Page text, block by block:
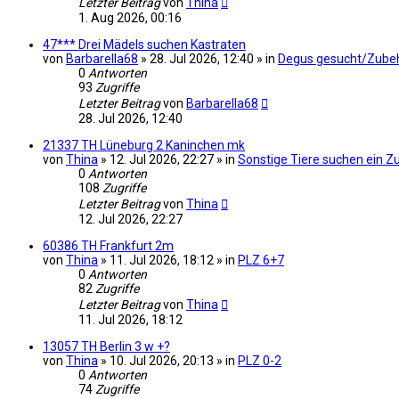
1. Aug 2026, 00:16
47*** Drei Mädels suchen Kastraten
von Barbarella68 » 28. Jul 2026, 12:40 » in Degus gesucht/
0 Antworten
93 Zugriffe
Letzter Beitragvon Barbarella68
28. Jul 2026, 12:40
21337 TH Lüneburg 2 Kaninchen mk
von Thina » 12. Jul 2026, 22:27 » in Sonstige Tiere suchen ein
0 Antworten
108 Zugriffe
Letzter Beitragvon Thina
12. Jul 2026, 22:27
60386 TH Frankfurt 2m
von Thina » 11. Jul 2026, 18:12 » in PLZ 6+7
0 Antworten
82 Zugriffe
Letzter Beitragvon Thina
11. Jul 2026, 18:12
13057 TH Berlin 3 w +?
von Thina » 10. Jul 2026, 20:13 » in PLZ 0-2
0 Antworten
74 Zugriffe